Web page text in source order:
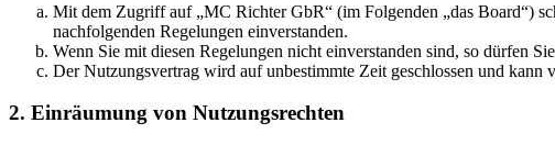
Mit dem Zugriff auf „MC Richter GbR“ (im Folgenden „das Board“)
nachfolgenden Regelungen einverstanden.
Wenn Sie mit diesen Regelungen nicht einverstanden sind, so dürfen
Der Nutzungsvertrag wird auf unbestimmte Zeit geschlossen und
2. Einräumung von Nutzungsrechten